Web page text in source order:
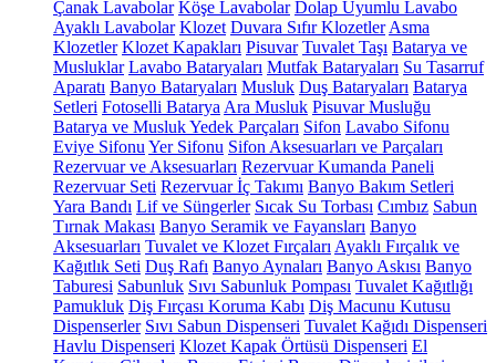
Çanak Lavabolar Köşe Lavabolar Dolap Uyumlu Lavabo
Ayaklı Lavabolar Klozet Duvara Sıfır Klozetler Asma
Klozetler Klozet Kapakları Pisuvar Tuvalet Taşı Batarya ve
Musluklar Lavabo Bataryaları Mutfak Bataryaları Su Tasarruf
Aparatı Banyo Bataryaları Musluk Duş Bataryaları Batarya
Setleri Fotoselli Batarya Ara Musluk Pisuvar Musluğu
Batarya ve Musluk Yedek Parçaları Sifon Lavabo Sifonu
Eviye Sifonu Yer Sifonu Sifon Aksesuarları ve Parçaları
Rezervuar ve Aksesuarları Rezervuar Kumanda Paneli
Rezervuar Seti Rezervuar İç Takımı Banyo Bakım Setleri
Yara Bandı Lif ve Süngerler Sıcak Su Torbası Cımbız Sabun
Tırnak Makası Banyo Seramik ve Fayansları Banyo
Aksesuarları Tuvalet ve Klozet Fırçaları Ayaklı Fırçalık ve
Kağıtlık Seti Duş Rafı Banyo Aynaları Banyo Askısı Banyo
Taburesi Sabunluk Sıvı Sabunluk Pompası Tuvalet Kağıtlığı
Pamukluk Diş Fırçası Koruma Kabı Diş Macunu Kutusu
Dispenserler Sıvı Sabun Dispenseri Tuvalet Kağıdı Dispenseri
Havlu Dispenseri Klozet Kapak Örtüsü Dispenseri El